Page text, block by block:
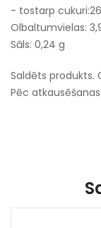
- tostarp
Olbaltumvielas:
Sāls: 0,24 g
Saldēts produkts.
Pēc